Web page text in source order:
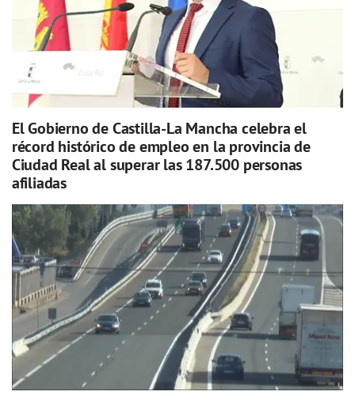
El Gobierno de Castilla-La Mancha celebra el
récord histórico de empleo en la provincia de
Ciudad Real al superar las 187.500 personas
afiliadas